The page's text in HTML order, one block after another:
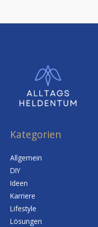
Kategorien
Allgemein
DIY
Ideen
Karriere
Lifestyle
Lösungen